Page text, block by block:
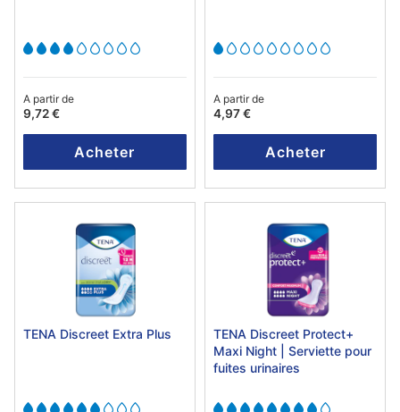
A partir de
9,72 €
Acheter
A partir de
4,97 €
Acheter
TENA Discreet Extra Plus
TENA Discreet Protect+
Maxi Night | Serviette pour
fuites urinaires